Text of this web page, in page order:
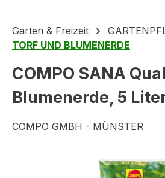
Garten & Freizeit
TORF UND BLUMENERDE
COMPO SANA
Blumenerde, 5
COMPO GMBH - MÜNSTER
Bildergalerie überspringen